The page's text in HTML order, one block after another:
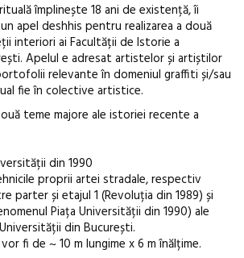
împlinește 18 ani de existență, îi
apel deshhis pentru realizarea a două
interiori ai Facultății de Istorie a
Apelul e adresat artistelor și artiștilor
relevante în domeniul graffiti și/sau
fie în colective artistice.
teme majore ale istoriei recente a
din 1990
proprii artei stradale, respectiv
parter și etajul 1 (Revoluția din 1989) și
Piața Universității din 1990) ale
din București.
fi de ~ 10 m lungime x 6 m înălțime.